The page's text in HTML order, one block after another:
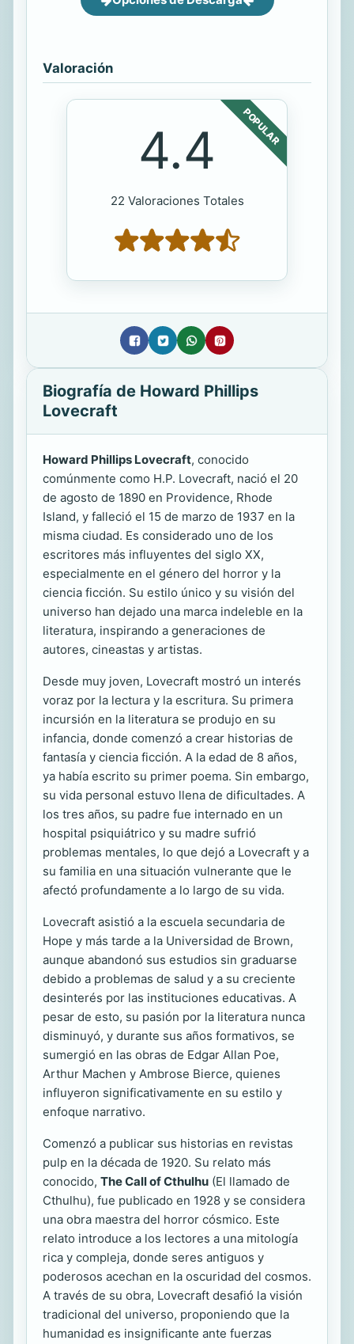
Valoración
POPULAR
4.4
22 Valoraciones Totales
Biografía de Howard Phillips
Lovecraft
Howard Phillips Lovecraft, conocido
comúnmente como H.P. Lovecraft, nació el 20
de agosto de 1890 en Providence, Rhode
Island, y falleció el 15 de marzo de 1937 en la
misma ciudad. Es considerado uno de los
escritores más influyentes del siglo XX,
especialmente en el género del horror y la
ciencia ficción. Su estilo único y su visión del
universo han dejado una marca indeleble en la
literatura, inspirando a generaciones de
autores, cineastas y artistas.
Desde muy joven, Lovecraft mostró un interés
voraz por la lectura y la escritura. Su primera
incursión en la literatura se produjo en su
infancia, donde comenzó a crear historias de
fantasía y ciencia ficción. A la edad de 8 años,
ya había escrito su primer poema. Sin embargo,
su vida personal estuvo llena de dificultades. A
los tres años, su padre fue internado en un
hospital psiquiátrico y su madre sufrió
problemas mentales, lo que dejó a Lovecraft y a
su familia en una situación vulnerante que le
afectó profundamente a lo largo de su vida.
Lovecraft asistió a la escuela secundaria de
Hope y más tarde a la Universidad de Brown,
aunque abandonó sus estudios sin graduarse
debido a problemas de salud y a su creciente
desinterés por las instituciones educativas. A
pesar de esto, su pasión por la literatura nunca
disminuyó, y durante sus años formativos, se
sumergió en las obras de Edgar Allan Poe,
Arthur Machen y Ambrose Bierce, quienes
influyeron significativamente en su estilo y
enfoque narrativo.
Comenzó a publicar sus historias en revistas
pulp en la década de 1920. Su relato más
conocido, The Call of Cthulhu (El llamado de
Cthulhu), fue publicado en 1928 y se considera
una obra maestra del horror cósmico. Este
relato introduce a los lectores a una mitología
rica y compleja, donde seres antiguos y
poderosos acechan en la oscuridad del cosmos.
A través de su obra, Lovecraft desafió la visión
tradicional del universo, proponiendo que la
humanidad es insignificante ante fuerzas